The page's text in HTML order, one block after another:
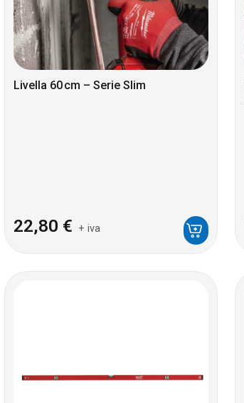
Livella 60 cm – Serie Slim
22,80 € + iva